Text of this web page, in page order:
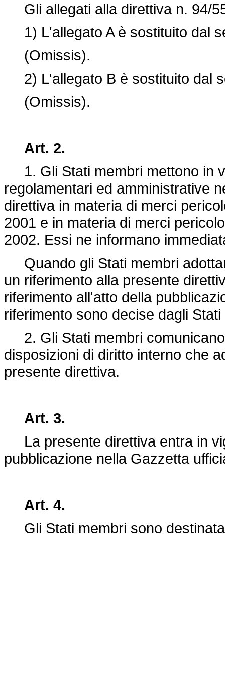
Gli allegati alla direttiva n. 94/
1) L'allegato A è sostituito dal
(Omissis).
2) L'allegato B è sostituito dal
(Omissis).
Art. 2.
1. Gli Stati membri mettono in
regolamentari ed amministrative
direttiva in materia di merci
2001 e in materia di merci
2002. Essi ne informano
Quando gli Stati membri
un riferimento alla presente
riferimento all'atto della
riferimento sono decise dagli
2. Gli Stati membri
disposizioni di diritto interno che
presente direttiva.
Art. 3.
La presente direttiva entra in
pubblicazione nella Gazzetta
Art. 4.
Gli Stati membri sono